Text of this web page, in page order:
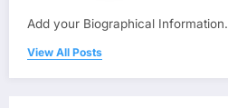
Add your Biographical Information.
View All Posts